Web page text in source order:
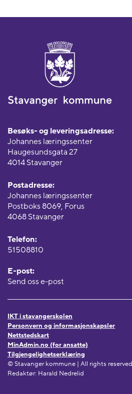
Besøks- og leveringsadresse:
Johannes læringssenter
Haugesundsgata 27
4014 Stavanger
Postadresse:
Johannes læringssenter
Postboks 8069, Forus
4068 Stavanger
Telefon:
51508810
E-post:
Send oss e-post
IKT i stavangerskolen
Personvern og informasjonskapsler
Nettstedskart
MinAdmin.no (for ansatte)
Tilgjengelighetserklæring
© Stavanger kommune | All rights reserved
Redaktør: Harald Nedrelid